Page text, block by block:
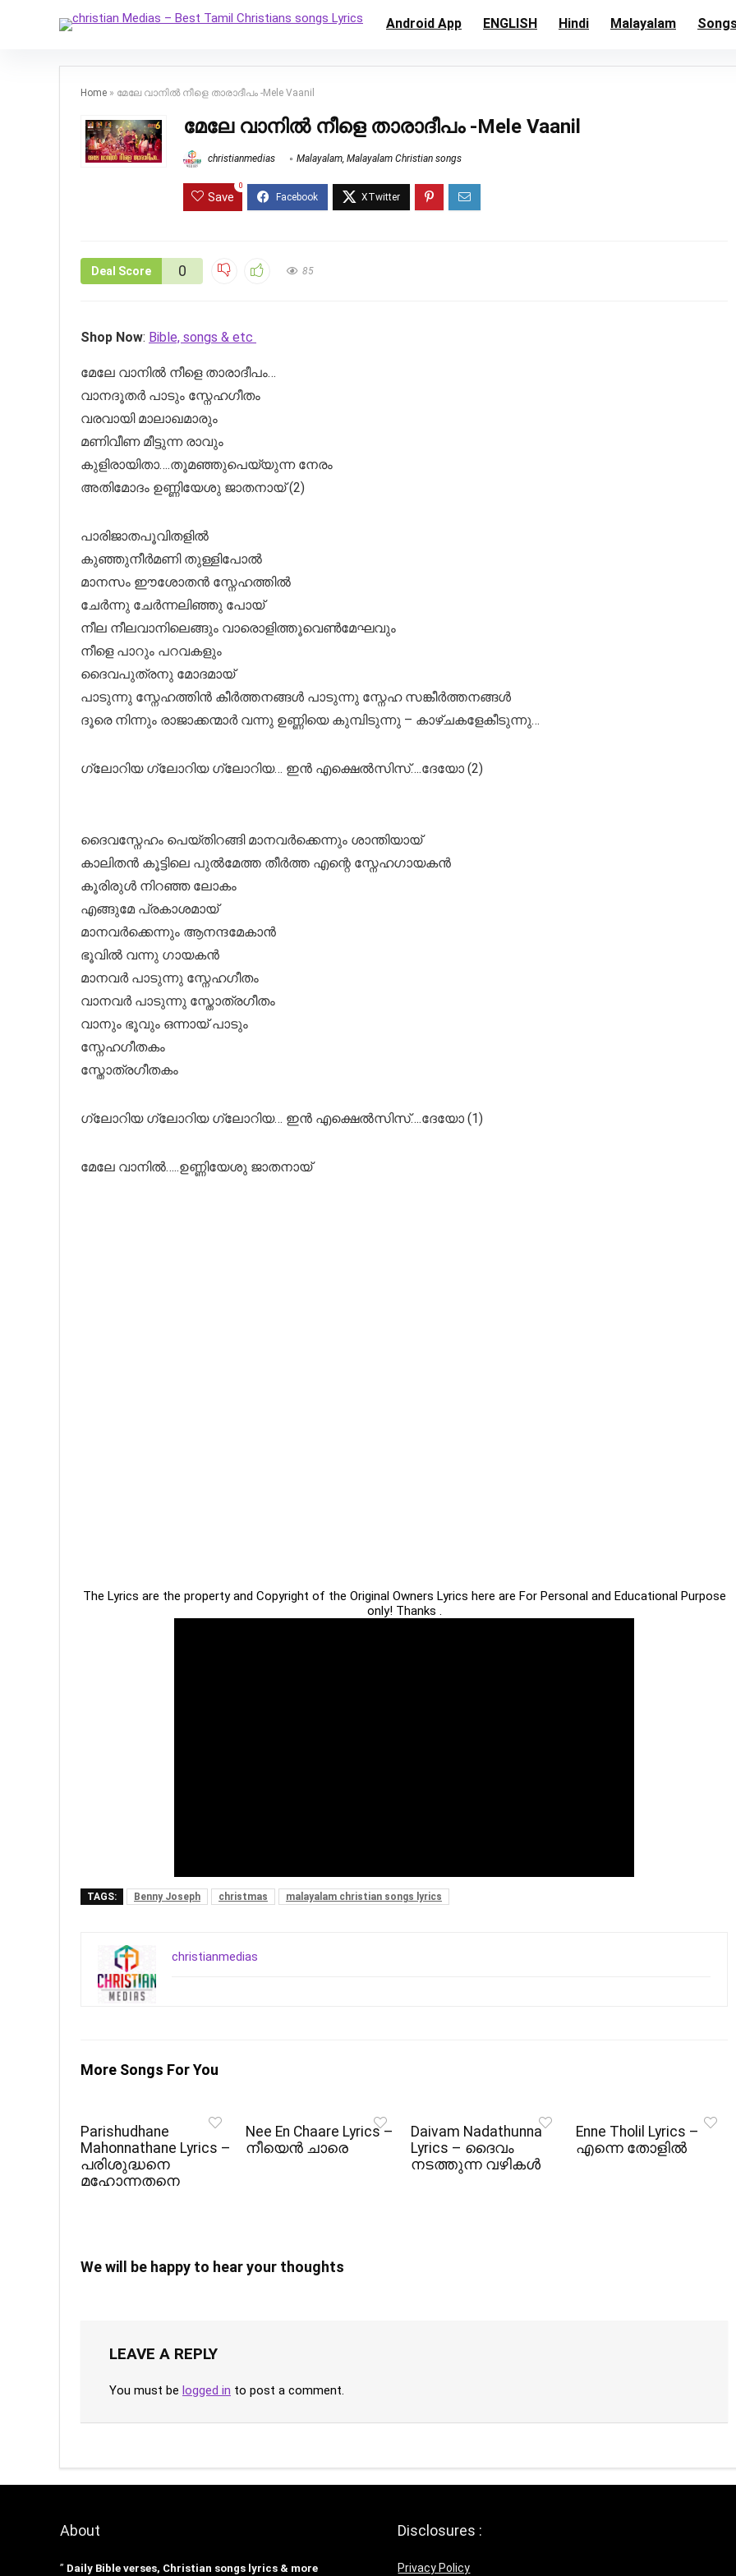
Android App ENGLISH Hindi Malayalam
Home » മേലേ വാനിൽ നീളെ താരാദീപം -Mele Vaanil
മേലേ വാനിൽ നീളെ താരാദീപം -Mele Vaanil
christianmedias Malayalam, Malayalam Christian songs
Save
0
Deal Score 0 85
Shop Now: Bible, songs & etc
മേലേ വാനിൽ നീളെ താരാദീപം…
വാനദൂതർ പാടും സ്നേഹഗീതം
വരവായി മാലാഖമാരും
മണിവീണ മീട്ടുന്ന രാവും
കുളിരായിതാ….തൂമഞ്ഞുപെയ്യുന്ന നേരം
അതിമോദം ഉണ്ണിയേശു ജാതനായ് (2)
പാരിജാതപൂവിതളിൽ
കുഞ്ഞുനീർമണി തുള്ളിപോൽ
മാനസം ഈശോതൻ സ്നേഹത്തിൽ
ചേർന്നു ചേർന്നലിഞ്ഞു പോയ്‌
നീല നീലവാനിലെങ്ങും വാരൊളിത്തൂവെൺമേഘവും
നീളെ പാറും പറവകളും
ദൈവപുത്രനു മോദമായ്
പാടുന്നു സ്നേഹത്തിൻ കീർത്തനങ്ങൾ പാടുന്നു സ്നേഹ സങ്കീർത്തനങ്ങൾ
ദൂരെ നിന്നും രാജാക്കന്മാർ വന്നു ഉണ്ണിയെ കുമ്പിടുന്നു – കാഴ്ചകളേകീടുന്നു…
ഗ്ലോറിയ ഗ്ലോറിയ ഗ്ലോറിയ… ഇൻ എക്ഷെൽസിസ്….ദേയോ (2)
ദൈവസ്നേഹം പെയ്തിറങ്ങി മാനവർക്കെന്നും ശാന്തിയായ്
കാലിതൻ കൂട്ടിലെ പുൽമേത്ത തീർത്ത എന്റെ സ്നേഹഗായകൻ
കൂരിരുൾ നിറഞ്ഞ ലോകം
എങ്ങുമേ പ്രകാശമായ്
മാനവർക്കെന്നും ആനന്ദമേകാൻ
ഭൂവിൽ വന്നു ഗായകൻ
മാനവർ പാടുന്നു സ്നേഹഗീതം
വാനവർ പാടുന്നു സ്തോത്രഗീതം
വാനും ഭൂവും ഒന്നായ് പാടും
സ്നേഹഗീതകം
സ്തോത്രഗീതകം
ഗ്ലോറിയ ഗ്ലോറിയ ഗ്ലോറിയ… ഇൻ എക്ഷെൽസിസ്….ദേയോ (1)
മേലേ വാനിൽ…..ഉണ്ണിയേശു ജാതനായ്
The Lyrics are the property and Copyright of the Original Owners Lyrics here are For Personal and Educational Purpose
only! Thanks .
TAGS: Benny Joseph christmas malayalam christian songs lyrics
christianmedias
More Songs For You
Parishudhane
Mahonnathane Lyrics –
പരിശുദ്ധനെ
മഹോന്നതനെ
Nee En Chaare Lyrics –
നീയെൻ ചാരെ
Daivam Nadathunna
Lyrics – ദൈവം
നടത്തുന്ന വഴികൾ
Enne Tholil Lyrics –
എന്നെ തോളിൽ
We will be happy to hear your thoughts
LEAVE A REPLY
You must be logged in to post a comment.
About
” Daily Bible verses, Christian songs lyrics & more
Disclosures :
Privacy Policy